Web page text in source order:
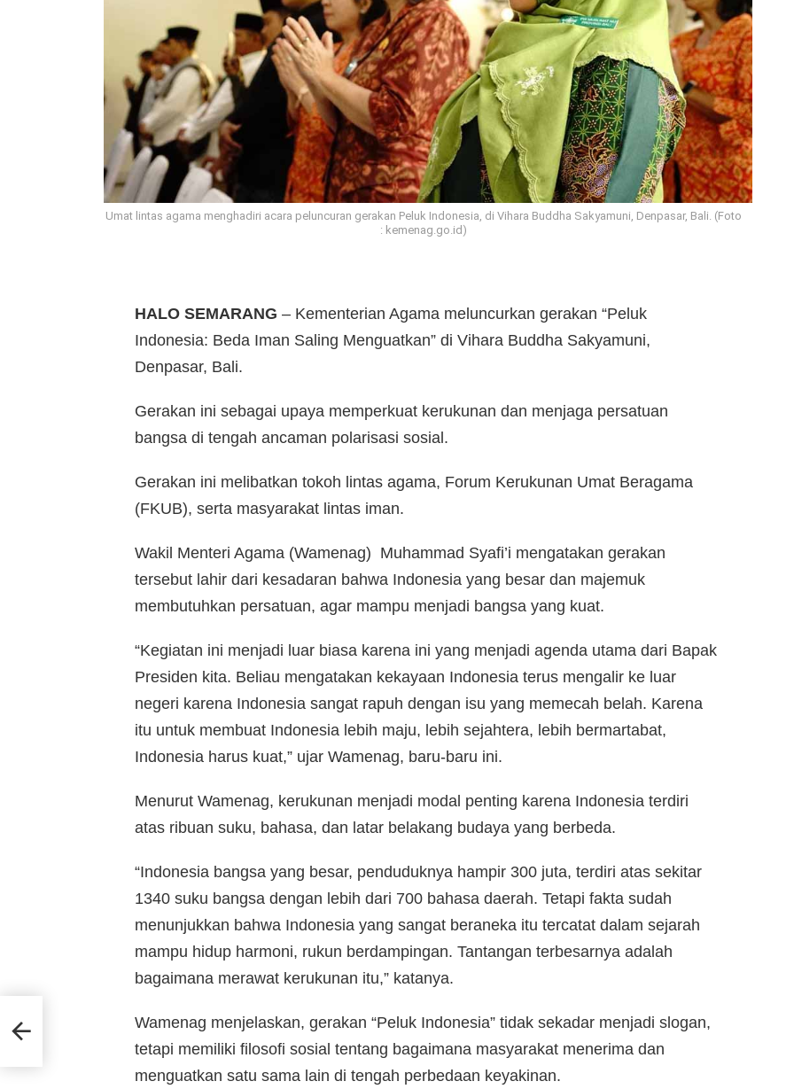
Umat lintas agama menghadiri acara peluncuran gerakan Peluk Indonesia, di Vihara Buddha Sakyamuni, Denpasar, Bali. (Foto
: kemenag.go.id)
HALO SEMARANG – Kementerian Agama meluncurkan gerakan “Peluk
Indonesia: Beda Iman Saling Menguatkan” di Vihara Buddha Sakyamuni,
Denpasar, Bali.
Gerakan ini sebagai upaya memperkuat kerukunan dan menjaga persatuan
bangsa di tengah ancaman polarisasi sosial.
Gerakan ini melibatkan tokoh lintas agama, Forum Kerukunan Umat Beragama
(FKUB), serta masyarakat lintas iman.
Wakil Menteri Agama (Wamenag) Muhammad Syafi’i mengatakan gerakan
tersebut lahir dari kesadaran bahwa Indonesia yang besar dan majemuk
membutuhkan persatuan, agar mampu menjadi bangsa yang kuat.
“Kegiatan ini menjadi luar biasa karena ini yang menjadi agenda utama dari Bapak
Presiden kita. Beliau mengatakan kekayaan Indonesia terus mengalir ke luar
negeri karena Indonesia sangat rapuh dengan isu yang memecah belah. Karena
itu untuk membuat Indonesia lebih maju, lebih sejahtera, lebih bermartabat,
Indonesia harus kuat,” ujar Wamenag, baru-baru ini.
Menurut Wamenag, kerukunan menjadi modal penting karena Indonesia terdiri
atas ribuan suku, bahasa, dan latar belakang budaya yang berbeda.
“Indonesia bangsa yang besar, penduduknya hampir 300 juta, terdiri atas sekitar
1340 suku bangsa dengan lebih dari 700 bahasa daerah. Tetapi fakta sudah
menunjukkan bahwa Indonesia yang sangat beraneka itu tercatat dalam sejarah
mampu hidup harmoni, rukun berdampingan. Tantangan terbesarnya adalah
bagaimana merawat kerukunan itu,” katanya.
Wamenag menjelaskan, gerakan “Peluk Indonesia” tidak sekadar menjadi slogan,
tetapi memiliki filosofi sosial tentang bagaimana masyarakat menerima dan
menguatkan satu sama lain di tengah perbedaan keyakinan.